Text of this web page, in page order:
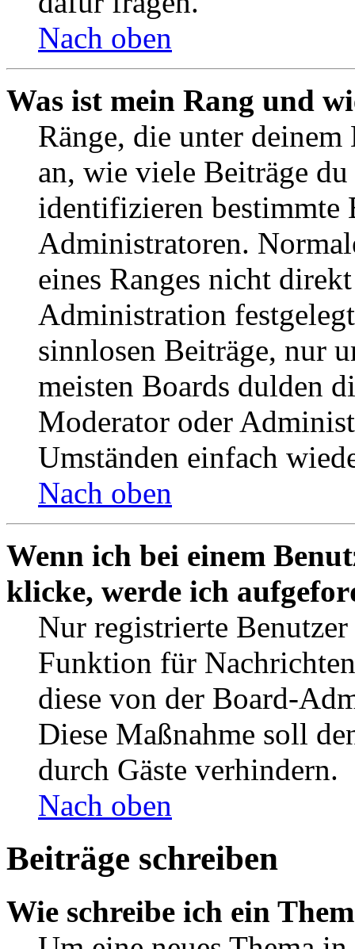
Nach oben
Was ist mein Rang und
Ränge, die unter deinem
an, wie viele Beiträge
identifizieren bestimmte
Administratoren.
eines Ranges nicht
Administration
sinnlosen Beiträge, nur
meisten Boards dulden
Moderator oder
Umständen einfach
Nach oben
Wenn ich bei einem
klicke, werde ich
Nur registrierte
Funktion für
diese von der Board-
Diese Maßnahme soll
durch Gäste verhindern.
Nach oben
Beiträge schreiben
Wie schreibe ich ein